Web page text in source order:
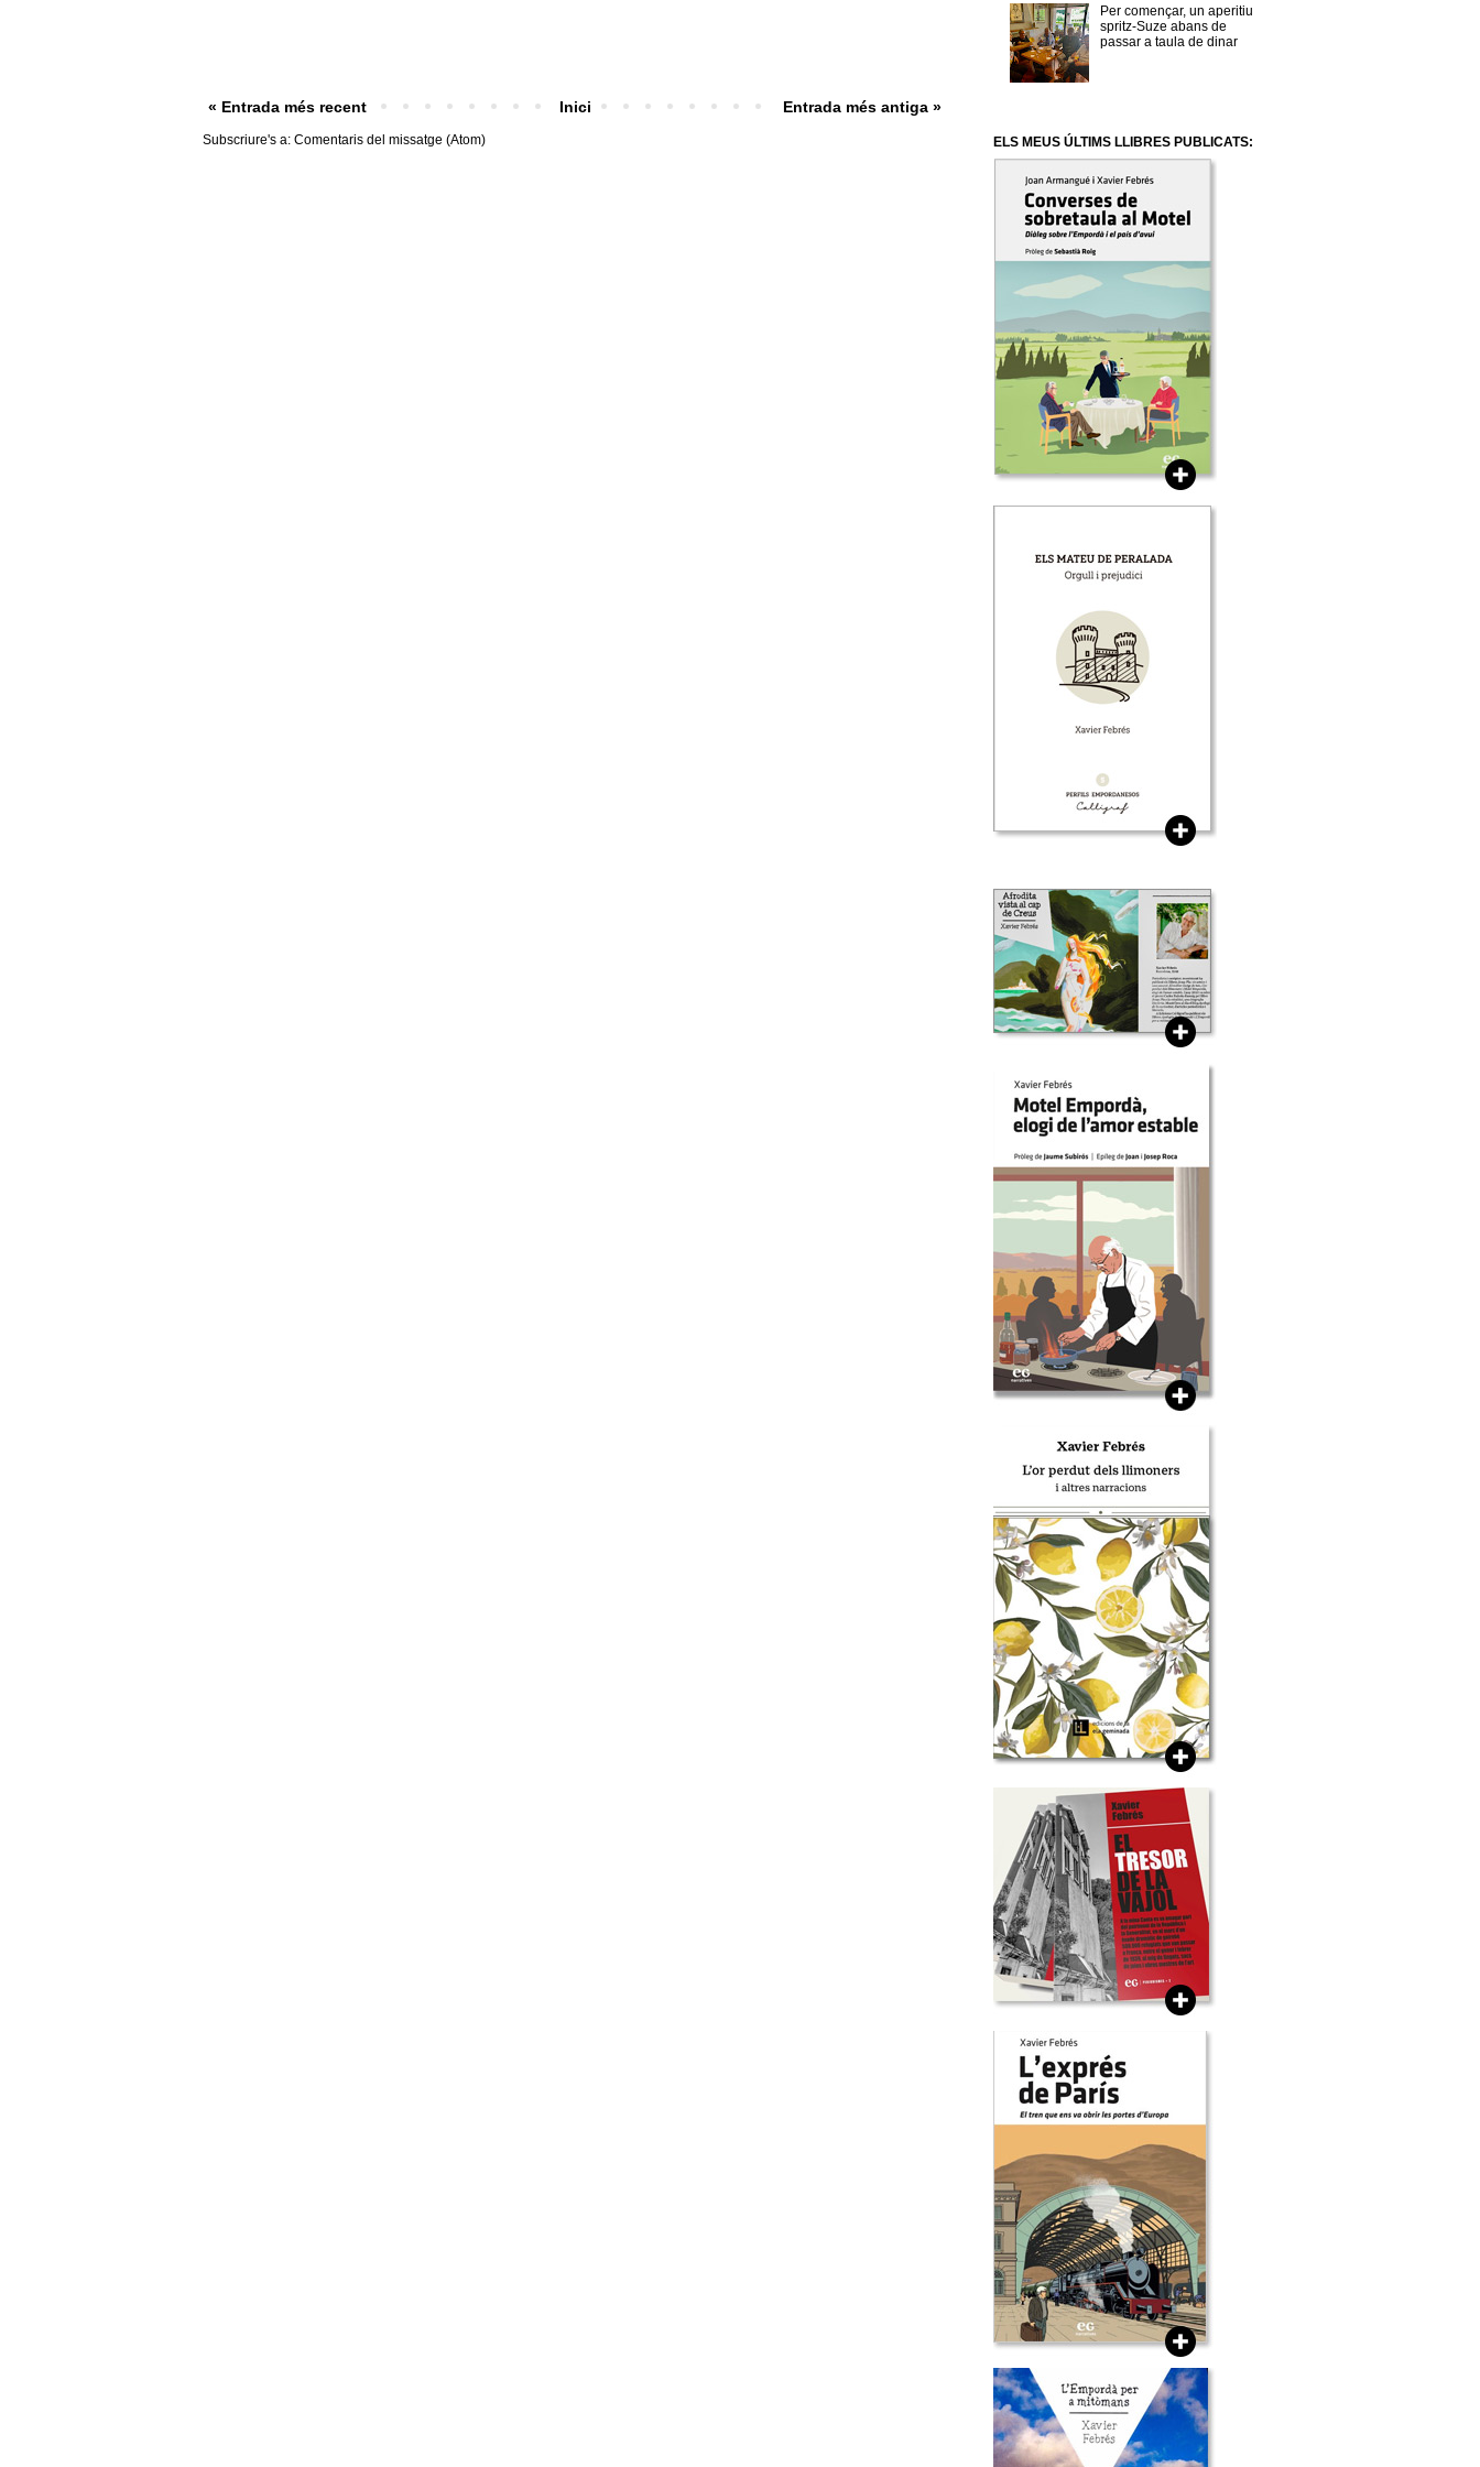
« Entrada més recent Entrada més antiga »
Inici
Subscriure's a: Comentaris del missatge (Atom)
Per començar, un aperitiu
spritz-Suze abans de
passar a taula de dinar
ELS MEUS ÚLTIMS LLIBRES PUBLICATS: